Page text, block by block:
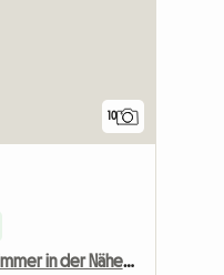
10
Schönes Zimmer in der Nähe von Ucl St-Luc, Metro, Komfort und Qualität